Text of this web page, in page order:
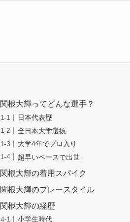
関根大輝ってどんな選手？
日本代表歴
全日本大学選抜
大学4年でプロ入り
超早いペースで出世
関根大輝の着用スパイク
関根大輝のプレースタイル
関根大輝の経歴
小学生時代